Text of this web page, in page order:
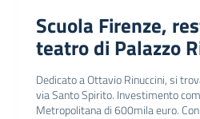
Scuola Firenze,
teatro di Palazzo
Dedicato a Ottavio Rinuccini, si
via Santo Spirito. Investimento
Metropolitana di 600mila euro.